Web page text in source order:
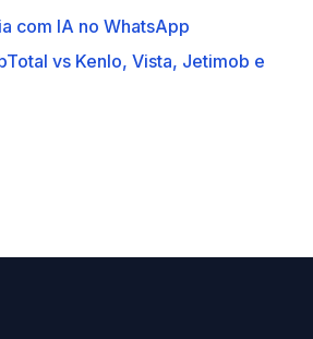
com IA no WhatsApp
vs Kenlo, Vista, Jetimob e